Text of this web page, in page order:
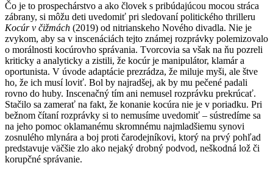
Čo je to prospechárstvo a ako človek s pribúdajúcou mocou stráca
zábrany, si môžu deti uvedomiť pri sledovaní politického thrilleru
Kocúr v čižmách (2019) od nitrianskeho Nového divadla. Nie je
zvykom, aby sa v inscenáciách tejto známej rozprávky polemizovalo
o morálnosti kocúrovho správania. Tvorcovia sa však na ňu pozreli
kriticky a analyticky a zistili, že kocúr je manipulátor, klamár a
oportunista. V úvode adaptácie prezrádza, že miluje myši, ale štve
ho, že ich musí loviť. Bol by najradšej, ak by mu pečené padali
rovno do huby. Inscenačný tím ani nemusel rozprávku prekrúcať.
Stačilo sa zamerať na fakt, že konanie kocúra nie je v poriadku. Pri
bežnom čítaní rozprávky si to nemusíme uvedomiť – sústredíme sa
na jeho pomoc oklamanému skromnému najmladšiemu synovi
zosnulého mlynára a boj proti čarodejníkovi, ktorý na prvý pohľad
predstavuje väčšie zlo ako nejaký drobný podvod, neškodná lož či
korupčné správanie.